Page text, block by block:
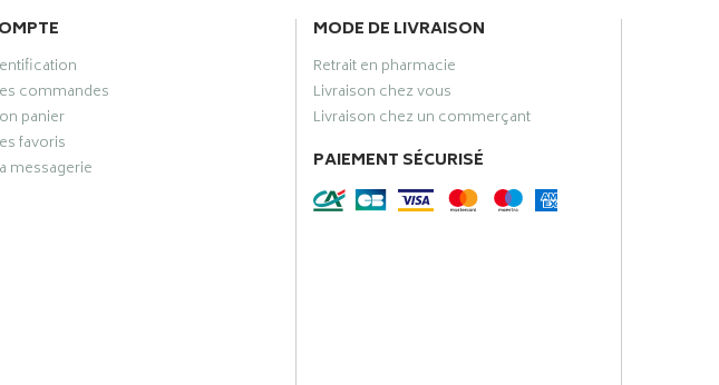
commandes
panier
favoris
messagerie
MODE DE LIVRAISON
Retrait en pharmacie
Livraison chez vous
Livraison chez un commerçant
PAIEMENT SÉCURISÉ